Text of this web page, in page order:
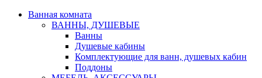
Ванная комната
ВАННЫ, ДУШЕВЫЕ
Ванны
Душевые кабины
Комплектующие для ванн, душевых кабин
Поддоны